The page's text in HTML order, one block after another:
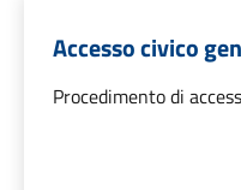
Accesso civico
Procedimento di